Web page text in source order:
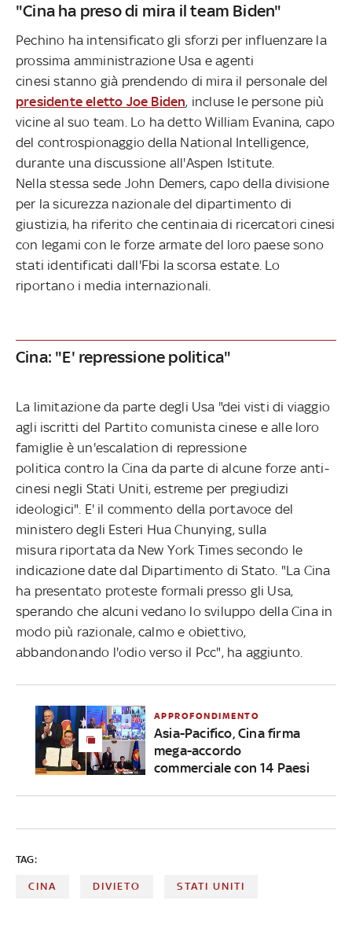
"Cina ha preso di mira il team Biden"
Pechino ha intensificato gli sforzi per influenzare la
prossima amministrazione Usa e agenti
cinesi stanno già prendendo di mira il personale del
presidente eletto Joe Biden, incluse le persone più
vicine al suo team. Lo ha detto William Evanina, capo
del controspionaggio della National Intelligence,
durante una discussione all'Aspen Istitute.
Nella stessa sede John Demers, capo della divisione
per la sicurezza nazionale del dipartimento di
giustizia, ha riferito che centinaia di ricercatori cinesi
con legami con le forze armate del loro paese sono
stati identificati dall'Fbi la scorsa estate. Lo
riportano i media internazionali.
Cina: "E' repressione politica"
La limitazione da parte degli Usa "dei visti di viaggio
agli iscritti del Partito comunista cinese e alle loro
famiglie è un'escalation di repressione
politica contro la Cina da parte di alcune forze anti-
cinesi negli Stati Uniti, estreme per pregiudizi
ideologici". E' il commento della portavoce del
ministero degli Esteri Hua Chunying, sulla
misura riportata da New York Times secondo le
indicazione date dal Dipartimento di Stato. "La Cina
ha presentato proteste formali presso gli Usa,
sperando che alcuni vedano lo sviluppo della Cina in
modo più razionale, calmo e obiettivo,
abbandonando l'odio verso il Pcc", ha aggiunto.
APPROFONDIMENTO
Asia-Pacifico, Cina firma
mega-accordo
commerciale con 14 Paesi
TAG:
CINA DIVIETO STATI UNITI